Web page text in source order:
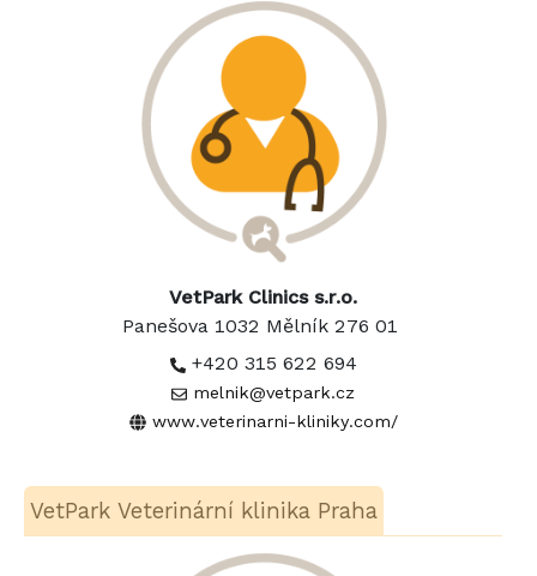
VetPark Clinics s.r.o.
Panešova 1032 Mělník 276 01
+420 315 622 694
melnik@vetpark.cz
www.veterinarni-kliniky.com/
VetPark Veterinární klinika Praha